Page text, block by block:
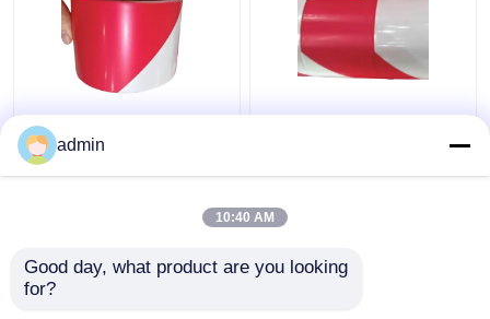
Предупреждение
дорожного движения
ПЭ защитная пленка
красная белая лента
контактные
80 - 150 микрон ПЭ
предупредительная
лента
контактные
admin
10:40 AM
Good day, what product are you looking
for?